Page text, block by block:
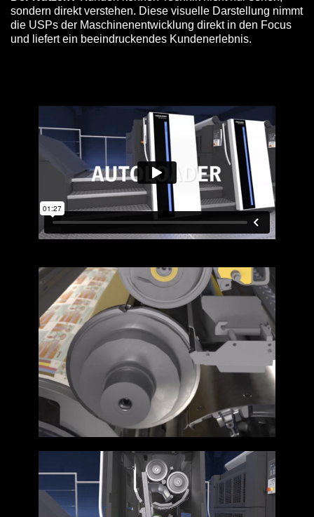
sondern direkt verstehen. Diese visuelle Darstellung nimmt
die USPs der Maschinenentwicklung direkt in den Focus
und liefert ein beeindruckendes Kundenerlebnis.